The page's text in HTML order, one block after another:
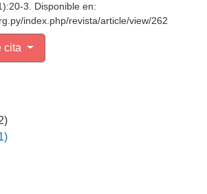
3. Disponible en:
index.php/revista/article/view/262
cita